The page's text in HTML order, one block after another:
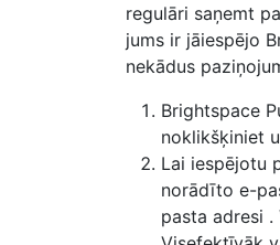
regulāri saņemt
jums ir jāiespējo
nekādus
Brightspace
noklikšķiniet
Lai iespējotu
norādīto e-
pasta adresi .